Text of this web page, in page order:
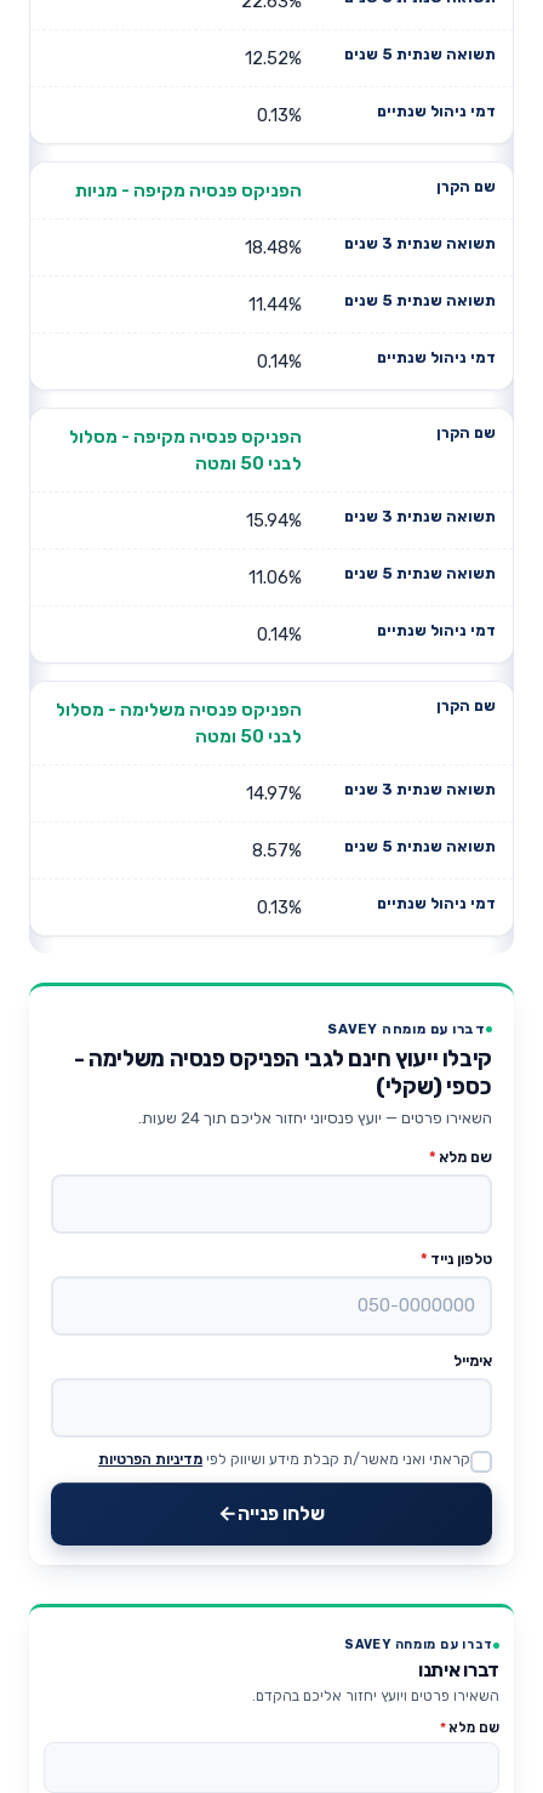
12.52%
0.13%
הפניקס פנסיה מקיפה - מניות
18.48%
11.44%
0.14%
הפניקס פנסיה מקיפה - מסלול
לבני 50 ומטה
15.94%
11.06%
0.14%
הפניקס פנסיה משלימה - מסלול
לבני 50 ומטה
14.97%
8.57%
0.13%
דברו עם מומחה SAVEY
קיבלו ייעוץ חינם לגבי הפניקס פנסיה משלימה -
כספי (שקלי)
השאירו פרטים — יועץ פנסיוני יחזור אליכם תוך 24 שעות.
שם מלא *
טלפון נייד *
אימייל
Website
קראתי ואני מאשר/ת קבלת מידע ושיווק לפי מדיניות הפרטיות
שלחו פנייה
דברו עם מומחה SAVEY
דברו איתנו
השאירו פרטים ויועץ יחזור אליכם בהקדם.
שם מלא*